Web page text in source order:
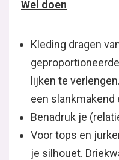
Wel doen
Kleding dragen
lijken te
een
Benadruk je
Voor tops en
je silhouet.